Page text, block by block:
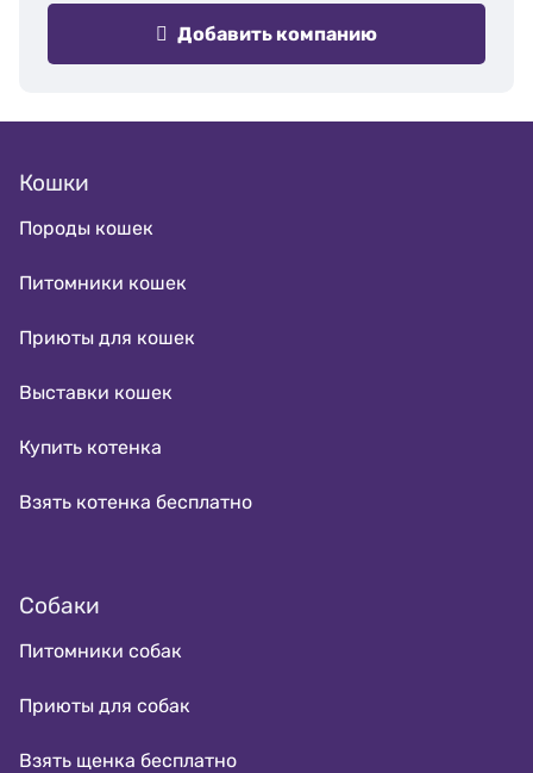
Добавить компанию
Кошки
Породы кошек
Питомники кошек
Приюты для кошек
Выставки кошек
Купить котенка
Взять котенка бесплатно
Собаки
Питомники собак
Приюты для собак
Взять щенка бесплатно